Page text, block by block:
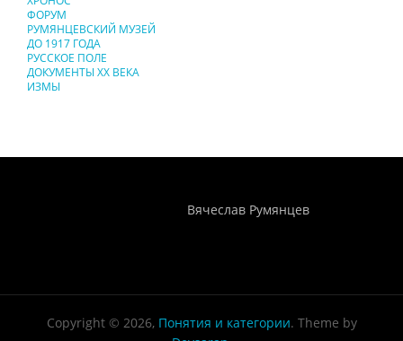
ФОРУМ
РУМЯНЦЕВСКИЙ МУЗЕЙ
ДО 1917 ГОДА
РУССКОЕ ПОЛЕ
ДОКУМЕНТЫ XX ВЕКА
ИЗМЫ
Вячеслав Румянцев
Copyright © 2026, Понятия и категории. Theme by